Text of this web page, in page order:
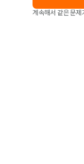
계속해서 같은 문제